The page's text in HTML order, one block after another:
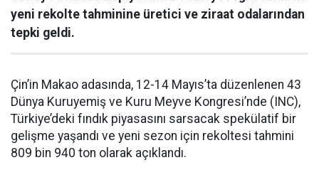
yeni rekolte tahminine üretici ve ziraat odalarından
tepki geldi.
Çin’in Makao adasında, 12-14 Mayıs’ta düzenlenen 43
Dünya Kuruyemiş ve Kuru Meyve Kongresi’nde (INC),
Türkiye’deki fındık piyasasını sarsacak spekülatif bir
gelişme yaşandı ve yeni sezon için rekoltesi tahmini
809 bin 940 ton olarak açıklandı.